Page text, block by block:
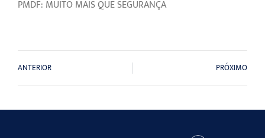
PMDF: MUITO MAIS QUE SEGURANÇA
ANTERIOR PRÓXIMO